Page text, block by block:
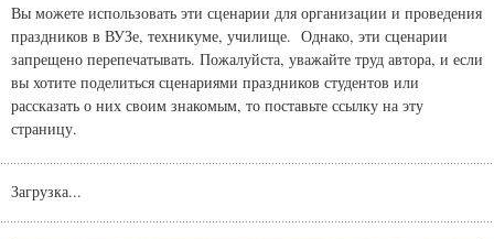
Вы можете использовать эти сценарии для организации и проведения
праздников в ВУЗе, техникуме, училище. Однако, эти сценарии
запрещено перепечатывать. Пожалуйста, уважайте труд автора, и если
вы хотите поделиться сценариями праздников студентов или
рассказать о них своим знакомым, то поставьте ссылку на эту
страницу.
Загрузка...